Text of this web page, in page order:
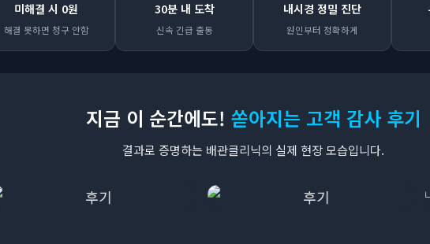
미해결 시 0원
해결 못하면 청구 안함
30분 내 도착
신속 긴급 출동
내시경 정밀 진단
원인부터 정확하게
지금 이 순간에도! 쏟아지는 고객 감사 후기
결과로 증명하는 배관클리닉의 실제 현장 모습입니다.